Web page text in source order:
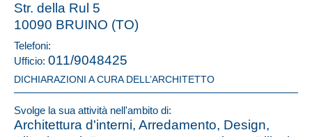
Str. della Rul 5
10090 BRUINO (TO)
Telefoni:
Ufficio: 011/9048425
DICHIARAZIONI A CURA DELL’ARCHITETTO
Svolge la sua attività nell'ambito di:
Architettura d'interni, Arredamento, Design,